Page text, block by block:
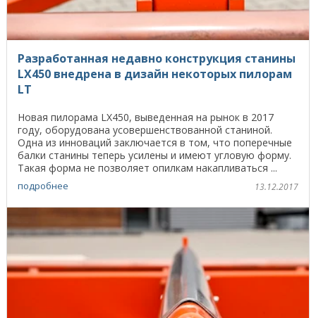
Разработанная недавно конструкция станины
LX450 внедрена в дизайн некоторых пилорам
LT
Новая пилорама LX450, выведенная на рынок в 2017
году, оборудована усовершенствованной станиной.
Одна из инноваций заключается в том, что поперечные
балки станины теперь усилены и имеют угловую форму.
Такая форма не позволяет опилкам накапливаться ...
подробнее 13.12.2017